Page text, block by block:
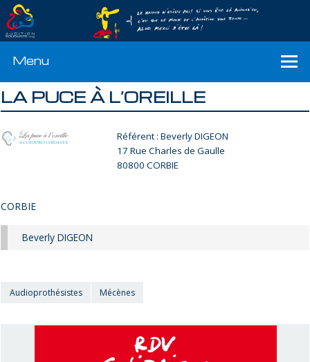
Menu
LA PUCE À L’OREILLE
Référent : Beverly DIGEON
17 Rue Charles de Gaulle
80800 CORBIE
CORBIE
Beverly DIGEON
Audioprothésistes Mécènes